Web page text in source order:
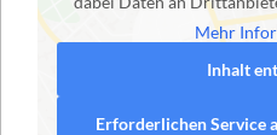
Mehr
Inhalt
Erforderlichen Service